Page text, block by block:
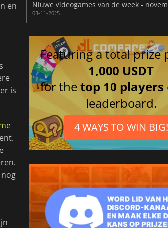
en
is
03-11-2025
Featuring a total prize
1,000 USDT
for thetop 10 players
leaderboard.
4 WAYS TO WIN BIG!